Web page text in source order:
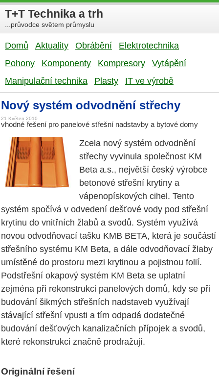
T+T Technika a trh
...průvodce světem průmyslu
Domů Aktuality Obrábění
Elektrotechnika
Pohony
Komponenty Kompresory
Vytápění
Manipulační technika
Plasty IT ve výrobě
Nový systém odvodnění střechy
21 Květen 2010
vhodné řešení pro panelové střešní nadstavby a bytové domy
Zcela nový systém odvodnění
střechy vyvinula společnost KM
Beta a.s., největší český výrobce
betonové střešní krytiny a
vápenopískových cihel. Tento
systém spočívá v odvedení dešťové vody pod střešní
krytinu do vnitřních žlabů a svodů. Systém využívá
novou odvodňovací tašku KMB BETA, která je součástí
střešního systému KM Beta, a dále odvodňovací žlaby
umístěné do prostoru mezi krytinou a pojistnou folií.
Podstřešní okapový systém KM Beta se uplatní
zejména při rekonstrukci panelových domů, kdy se při
budování šikmých střešních nadstaveb využívají
stávající střešní vpusti a tím odpadá dodatečné
budování dešťových kanalizačních přípojek a svodů,
které rekonstrukci značně prodražují.
Originální řešení